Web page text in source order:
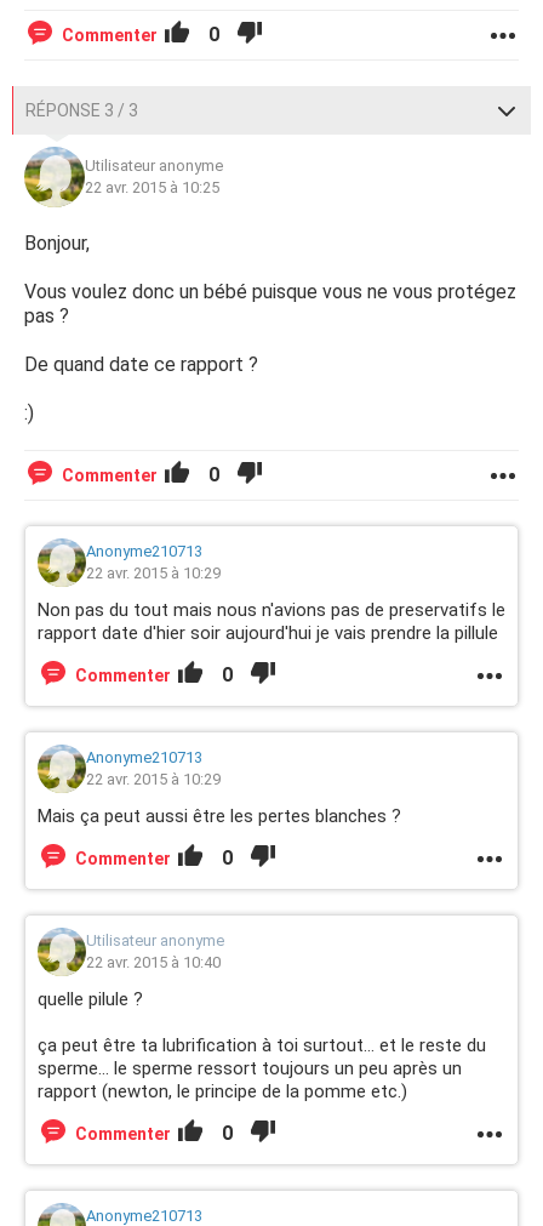
Commenter 0
RÉPONSE 3 / 3
Utilisateur anonyme
22 avr. 2015 à 10:25
Bonjour,
Vous voulez donc un bébé puisque vous ne vous protégez
pas ?
De quand date ce rapport ?
:)
Commenter 0
Anonyme210713
22 avr. 2015 à 10:29
Non pas du tout mais nous n'avions pas de preservatifs le
rapport date d'hier soir aujourd'hui je vais prendre la pillule
Commenter 0
Anonyme210713
22 avr. 2015 à 10:29
Mais ça peut aussi être les pertes blanches ?
Commenter 0
Utilisateur anonyme
22 avr. 2015 à 10:40
quelle pilule ?
ça peut être ta lubrification à toi surtout... et le reste du
sperme... le sperme ressort toujours un peu après un
rapport (newton, le principe de la pomme etc.)
Commenter 0
Anonyme210713